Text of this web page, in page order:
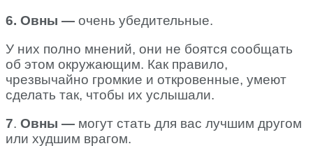
6. Овны — очень убедительные.
У них полно мнений, они не боятся сообщать
об этом окружающим. Как правило,
чрезвычайно громкие и откровенные, умеют
сделать так, чтобы их услышали.
7. Овны — могут стать для вас лучшим другом
или худшим врагом.